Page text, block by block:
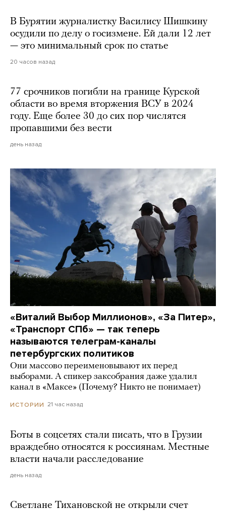
В Бурятии журналистку Василису Шишкину
осудили по делу о госизмене. Ей дали 12 лет
— это минимальный срок по статье
20 часов назад
77 срочников погибли на границе Курской
области во время вторжения ВСУ в 2024
году. Еще более 30 до сих пор числятся
пропавшими без вести
день назад
«Виталий Выбор Миллионов», «За Питер»,
«Транспорт СПб» — так теперь
называются телеграм-каналы
петербургских политиков
Они массово переименовывают их перед
выборами. А спикер заксобрания даже удалил
канал в «Максе» (Почему? Никто не понимает)
ИСТОРИИ 21 час назад
Боты в соцсетях стали писать, что в Грузии
враждебно относятся к россиянам. Местные
власти начали расследование
день назад
Светлане Тихановской не открыли счет